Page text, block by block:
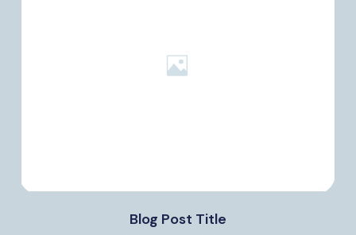
Blog Post Title